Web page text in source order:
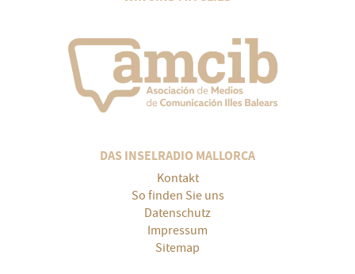
DAS INSELRADIO MALLORCA
Kontakt
So finden Sie uns
Datenschutz
Impressum
Sitemap